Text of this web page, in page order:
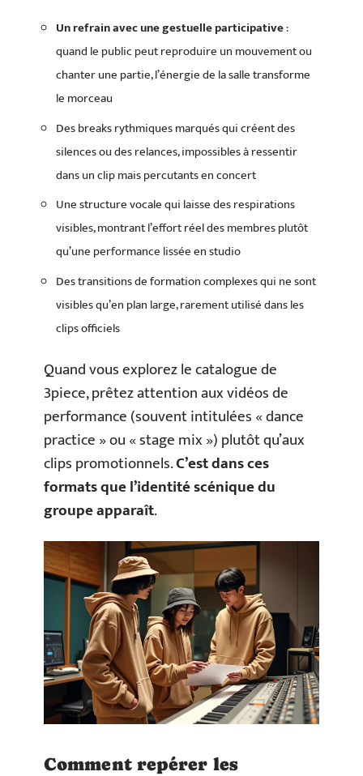
Un refrain avec une gestuelle participative:
quand le public peut reproduire un mouvement ou
chanter une partie, l’énergie de la salle transforme
le morceau
Des breaks rythmiques marqués qui créent des
silences ou des relances, impossibles à ressentir
dans un clip mais percutants en concert
Une structure vocale qui laisse des respirations
visibles, montrant l’effort réel des membres plutôt
qu’une performance lissée en studio
Des transitions de formation complexes qui ne sont
visibles qu’en plan large, rarement utilisé dans les
clips officiels
Quand vous explorez le catalogue de
3piece, prêtez attention aux vidéos de
performance (souvent intitulées « dance
practice » ou « stage mix ») plutôt qu’aux
clips promotionnels.C’est dans ces
formats que l’identité scénique du
groupe apparaît.
Comment repérer les